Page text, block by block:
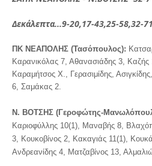
Δεκάλεπτα...9-20,17-43,25-58,32-
ΠΚ ΝΕΑΠΟΛΗΣ (Τασόπουλος):
Καρανικόλας 7, Αθανασιάδης 3, Καζής
Καραμήτσος Χ., Γερασιμίδης,
6, Σαμάκας 2.
Ν. ΒΟΤΣΗΣ (Γεροφώτης-
Καριοφύλλης 10(1), Μαναβής 8,
3, Κουκοβίνος 2, Κακαγιάς 11(1),
Ανδρεανίδης 4, Ματζαβίνος 13,